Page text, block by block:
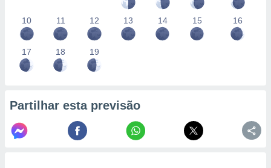
10 11 12 13 14 15 16
17 18 19
Partilhar esta previsão